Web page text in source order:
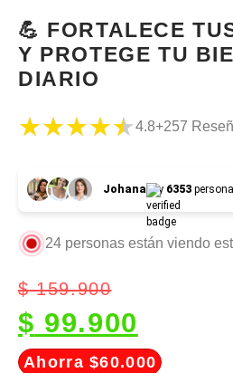
💪 FORTALECE
Y PROTEGE TU
DIARIO
★★★★★
★★★★★4.8+257
Johana y 6353
24 personas están viendo
$159.900
$ 99.900
Ahorra $60.000